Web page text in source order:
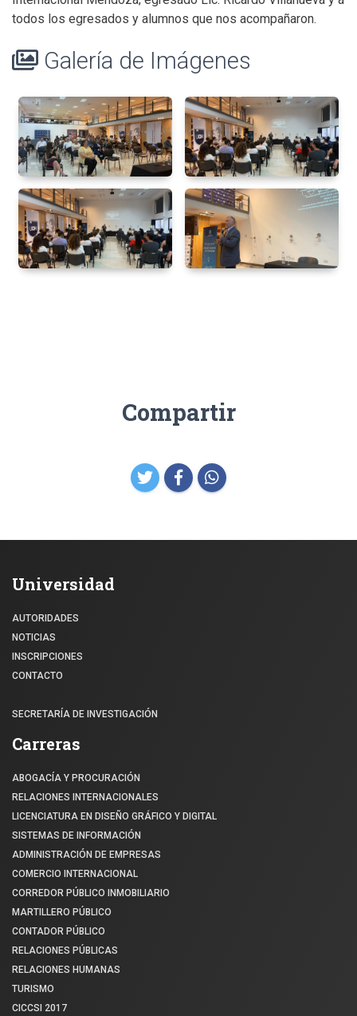
todos los egresados y alumnos que nos acompañaron.
Galería de Imágenes
Compartir
Universidad
AUTORIDADES
NOTICIAS
INSCRIPCIONES
CONTACTO
SECRETARÍA DE INVESTIGACIÓN
Carreras
ABOGACÍA Y PROCURACIÓN
RELACIONES INTERNACIONALES
LICENCIATURA EN DISEÑO GRÁFICO Y DIGITAL
SISTEMAS DE INFORMACIÓN
ADMINISTRACIÓN DE EMPRESAS
COMERCIO INTERNACIONAL
CORREDOR PÚBLICO INMOBILIARIO
MARTILLERO PÚBLICO
CONTADOR PÚBLICO
RELACIONES PÚBLICAS
RELACIONES HUMANAS
TURISMO
CICCSI 2017